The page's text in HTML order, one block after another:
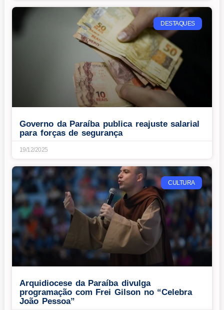
DESTAQUES
Governo da Paraíba publica reajuste salarial
para forças de segurança
19/12/2025
CULTURA
Arquidiocese da Paraíba divulga
programação com Frei Gilson no “Celebra
João Pessoa”